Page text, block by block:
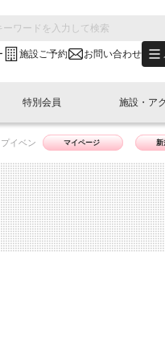
施設ご予約 お問い合わせ
別会員開催
展・参加
"LINK-BioBAY TOKYO"？
(News Letter)
コラム
ュース・事業紹介
ベント
LINK-J WEST
容
本橋エリアについて
特別会員
し込み
施設・ア
予約
イベン マイページ 新